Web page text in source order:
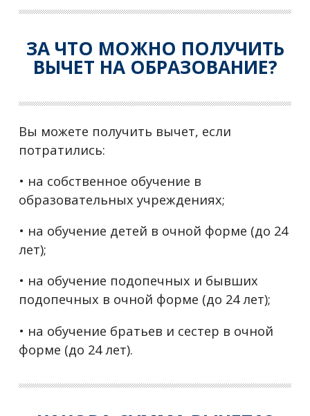
ЗА ЧТО МОЖНО ПОЛУЧИТЬ
ВЫЧЕТ НА ОБРАЗОВАНИЕ?
Вы можете получить вычет, если
потратились:
• на собственное обучение в
образовательных учреждениях;
• на обучение детей в очной форме (до 24
лет);
• на обучение подопечных и бывших
подопечных в очной форме (до 24 лет);
• на обучение братьев и сестер в очной
форме (до 24 лет).